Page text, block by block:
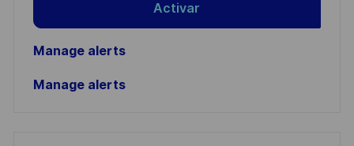
Activar
Manage alerts
Manage alerts